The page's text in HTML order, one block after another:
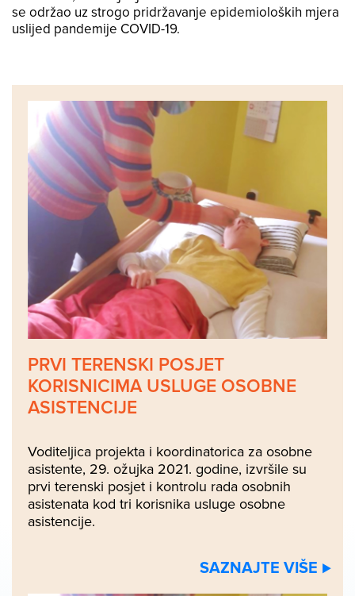
se održao uz strogo pridržavanje epidemioloških mjera
uslijed pandemije COVID-19.
PRVI TERENSKI POSJET
KORISNICIMA USLUGE OSOBNE
ASISTENCIJE
Voditeljica projekta i koordinatorica za osobne
asistente, 29. ožujka 2021. godine, izvršile su
prvi terenski posjet i kontrolu rada osobnih
asistenata kod tri korisnika usluge osobne
asistencije.
SAZNAJTE VIŠE ⊲